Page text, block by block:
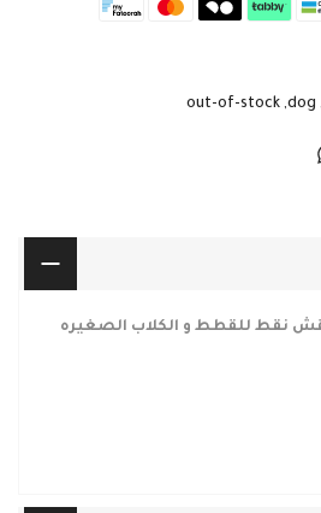
dog
out-of-stock
نقط للقطط و الكلاب الصغيره